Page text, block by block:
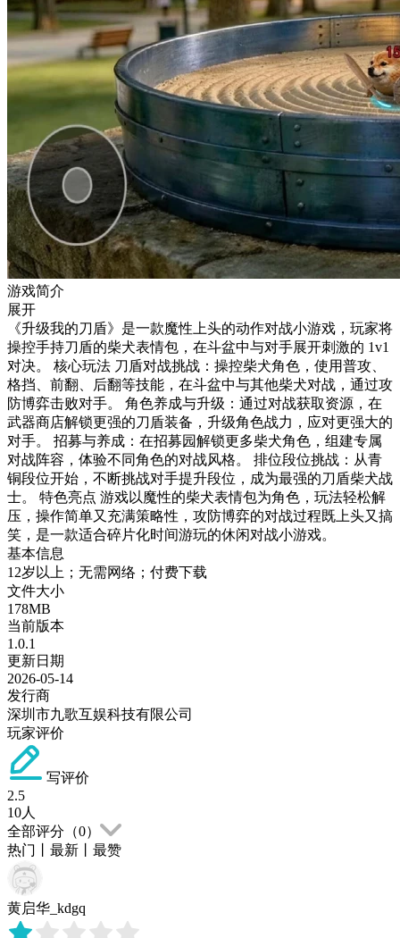
游戏简介
展开
《升级我的刀盾》是一款魔性上头的动作对战小游戏，玩家将
操控手持刀盾的柴犬表情包，在斗盆中与对手展开刺激的 1v1
对决。 核心玩法 刀盾对战挑战：操控柴犬角色，使用普攻、
格挡、前翻、后翻等技能，在斗盆中与其他柴犬对战，通过攻
防博弈击败对手。 角色养成与升级：通过对战获取资源，在
武器商店解锁更强的刀盾装备，升级角色战力，应对更强大的
对手。 招募与养成：在招募园解锁更多柴犬角色，组建专属
对战阵容，体验不同角色的对战风格。 排位段位挑战：从青
铜段位开始，不断挑战对手提升段位，成为最强的刀盾柴犬战
士。 特色亮点 游戏以魔性的柴犬表情包为角色，玩法轻松解
压，操作简单又充满策略性，攻防博弈的对战过程既上头又搞
笑，是一款适合碎片化时间游玩的休闲对战小游戏。
基本信息
12岁以上；无需网络；付费下载
文件大小
178MB
当前版本
1.0.1
更新日期
2026-05-14
发行商
深圳市九歌互娱科技有限公司
玩家评价
写评价
2.5
10人
全部评分（0）
热门
最新 最赞
黄启华_kdgq